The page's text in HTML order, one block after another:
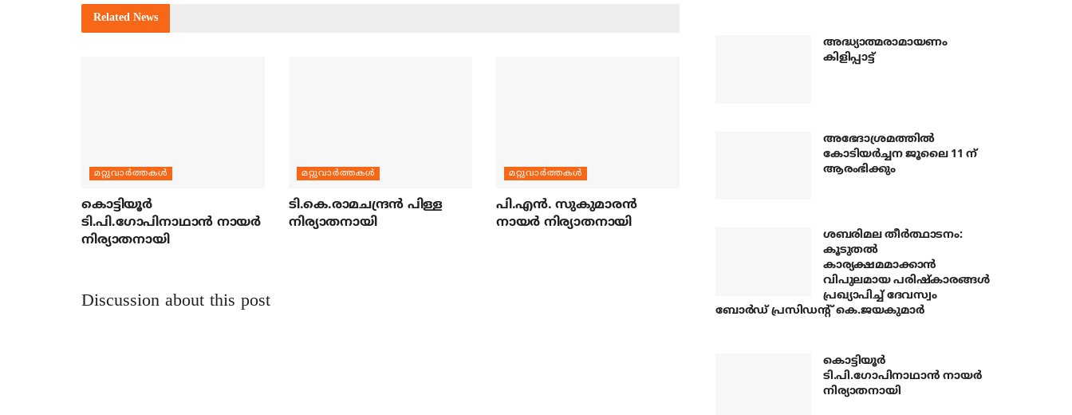
Related News
മറ്റുവാര്‍ത്തകള്‍
കൊട്ടിയൂര്‍
ടി.പി.ഗോപിനാഥാന്‍ നായര്‍
നിര്യാതനായി
മറ്റുവാര്‍ത്തകള്‍
ടി.കെ.രാമചന്ദ്രന്‍ പിള്ള
നിര്യാതനായി
മറ്റുവാര്‍ത്തകള്‍
പി.എന്‍. സുകുമാരന്‍
നായര്‍ നിര്യാതനായി
Discussion about this post
അദ്ധ്യാത്മരാമായണം
കിളിപ്പാട്ട്
അഭേദാശ്രമത്തില്‍
കോടിയര്‍ച്ചന ജൂലൈ 11 ന്
ആരംഭിക്കും
ശബരിമല തീര്‍ത്ഥാടനം:
കൂടുതല്‍
കാര്യക്ഷമമാക്കാന്‍
വിപുലമായ പരിഷ്‌കാരങ്ങള്‍
പ്രഖ്യാപിച്ച് ദേവസ്വം
ബോര്‍ഡ് പ്രസിഡന്റ് കെ.ജയകുമാര്‍
കൊട്ടിയൂര്‍
ടി.പി.ഗോപിനാഥാന്‍ നായര്‍
നിര്യാതനായി